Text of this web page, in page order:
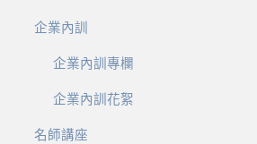
企業內訓
企業內訓專欄
企業內訓花絮
名師講座